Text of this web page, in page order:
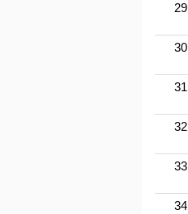
29
30
31
32
33
34